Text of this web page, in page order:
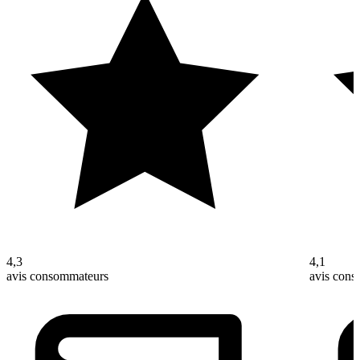
4,3
avis consommateurs
4,1
avis